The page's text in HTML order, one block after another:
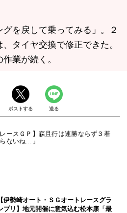
グを戻して乗ってみる」。２
タイヤ交換で修正できた。
業が続く。
ポストする 送る
ースＧＰ】森且行は連勝ならず３着
ないね…」
【伊勢崎オート・ＳＧオートレースグラ
プリ】地元開催に意気込む松本康「最